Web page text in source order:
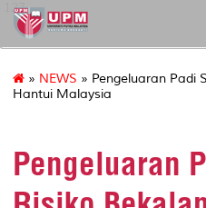
127
» NEWS » Pengeluaran Padi
Hantui Malaysia
Pengeluaran